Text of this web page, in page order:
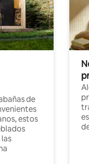
de
estos